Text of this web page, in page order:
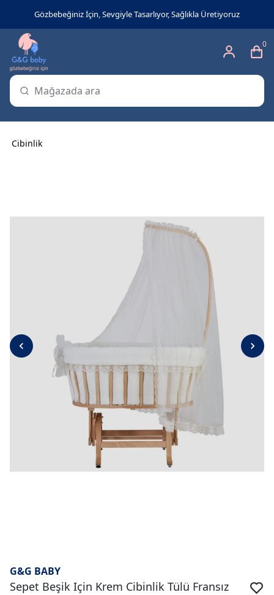
Gözbebeğiniz İçin, Sevgiyle Tasarlıyor, Sağlıkla Üretiyoruz
0
Cibinlik
G&G BABY
Sepet Beşik Için Krem Cibinlik Tülü Fransız